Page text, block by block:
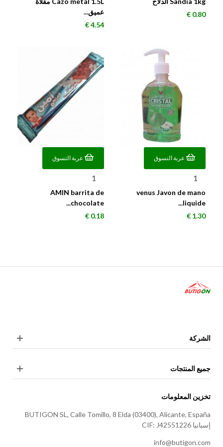
السعر
0.80 €
عميق...
السعر
4.54 €
عربة التسوق
venus Javon de mano
liquide...
السعر
1.30 €
عربة التسوق
AMIN barrita de
chocolate...
السعر
0.18 €
الشركة
جميع المنتجات
تخزين المعلومات
BUTIGON SL, Calle Tomillo, 8 Elda (03400), Alicante, España
إسبانيا CIF: J42551226
info@butigon.com